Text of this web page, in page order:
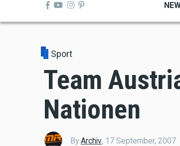
Sport
Team
Nationen
By Archiv, 17 September, 2007